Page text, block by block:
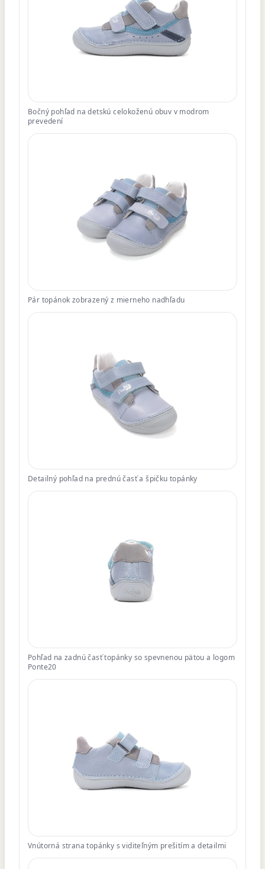
Bočný pohľad na detskú celokoženú obuv v modrom
prevedení
Pár topánok zobrazený z mierneho nadhľadu
Detailný pohľad na prednú časť a špičku topánky
Pohľad na zadnú časť topánky so spevnenou pätou a logom
Ponte20
Vnútorná strana topánky s viditeľným prešitím a detailmi